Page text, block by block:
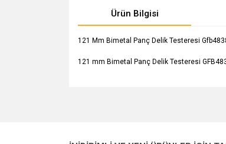
Ürün Bilgisi
121 Mm Bimetal Panç Delik Testeresi
121 mm Bimetal Panç Delik Testeresi